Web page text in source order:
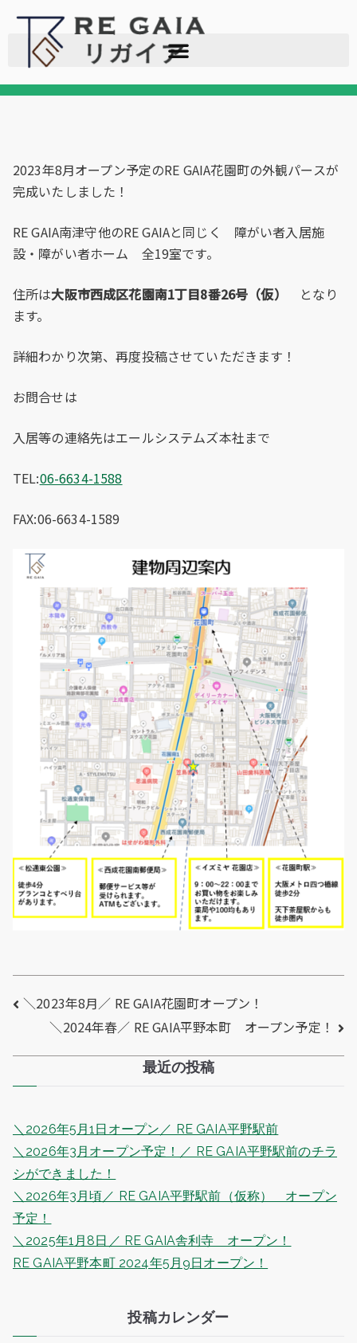
2023年8月オープン予定のRE GAIA花園町の外観パースが
完成いたしました！
RE GAIA南津守他のRE GAIAと同じく 障がい者入居施
設・障がい者ホーム 全19室です。
住所は大阪市西成区花園南1丁目8番26号（仮）
となり
ます。
詳細わかり次第、再度投稿させていただきます！
お問合せは
入居等の連絡先はエールシステムズ本社まで
TEL:06-6634-1588
FAX:06-6634-1589
＼2023年8月／ RE GAIA花園町オープン！
＼2024年春／ RE GAIA平野本町 オープン予定！
最近の投稿
＼2026年5月1日オープン／ RE GAIA平野駅前
＼2026年3月オープン予定！／ RE GAIA平野駅前のチラ
シができました！
＼2026年3月頃／ RE GAIA平野駅前（仮称） オープン
予定！
＼2025年1月8日／ RE GAIA舎利寺 オープン！
RE GAIA平野本町 2024年5月9日オープン！
投稿カレンダー